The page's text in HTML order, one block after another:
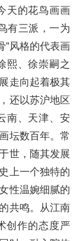
天的花鸟画画
有三派，一为
”风格的代表画
熙、徐崇嗣之
走向起着极其
还以苏沪地区
南、天津、安
坛数百年。常
世，随其发展
上一个独特的
性温婉细腻的
共鸣。从江南
创作的态度严